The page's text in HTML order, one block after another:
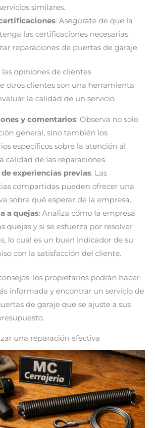
similares.
: Asegúrate de que la
las certificaciones necesarias
reparaciones de puertas de garaje.
opiniones de clientes
otros clientes son una herramienta
la calidad de un servicio.
y comentarios: Observa no solo
general, sino también los
específicos sobre la atención al
calidad de las reparaciones.
experiencias previas: Las
compartidas pueden ofrecer una
sobre qué esperar de la empresa.
a quejas: Analiza cómo la empresa
quejas y si se esfuerza por resolver
lo cual es un buen indicador de su
con la satisfacción del cliente.
los propietarios podrán hacer
informada y encontrar un servicio de
de garaje que se ajuste a sus
una reparación efectiva